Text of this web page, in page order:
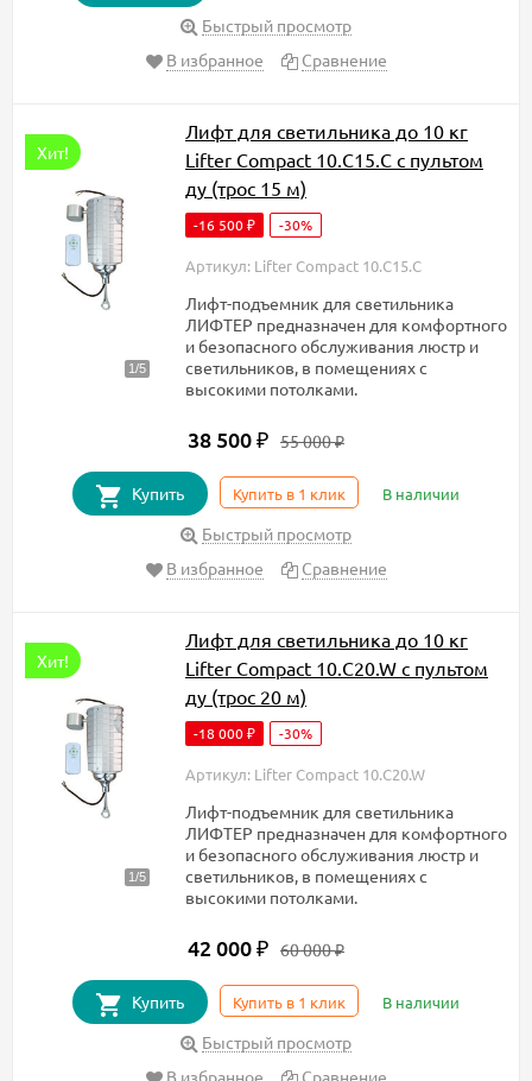
Быстрый просмотр
В избранное
Сравнение
Хит!
Лифт для светильника до 10 кг
Lifter Compact 10.C15.C с пультом
ду (трос 15 м)
-16 500 ₽ -30%
Артикул: Lifter Compact 10.C15.C
Лифт-подъемник для светильника
ЛИФТЕР предназначен для комфортного
и безопасного обслуживания люстр и
светильников, в помещениях с
высокими потолками.
38 500 ₽ 55 000₽
Купить Купить в 1 клик В наличии
Быстрый просмотр
В избранное
Сравнение
Хит!
Лифт для светильника до 10 кг
Lifter Compact 10.C20.W с пультом
ду (трос 20 м)
-18 000 ₽ -30%
Артикул: Lifter Compact 10.C20.W
Лифт-подъемник для светильника
ЛИФТЕР предназначен для комфортного
и безопасного обслуживания люстр и
светильников, в помещениях с
высокими потолками.
42 000 ₽ 60 000₽
Купить Купить в 1 клик В наличии
Быстрый просмотр
В избранное
Сравнение